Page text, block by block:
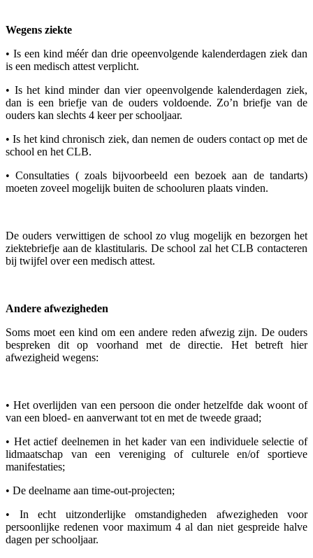
Wegens ziekte
• Is een kind méér dan drie opeenvolgende kalenderdagen ziek dan
is een medisch attest verplicht.
• Is het kind minder dan vier opeenvolgende kalenderdagen ziek,
dan is een briefje van de ouders voldoende. Zo’n briefje van de
ouders kan slechts 4 keer per schooljaar.
• Is het kind chronisch ziek, dan nemen de ouders contact op met de
school en het CLB.
• Consultaties ( zoals bijvoorbeeld een bezoek aan de tandarts)
moeten zoveel mogelijk buiten de schooluren plaats vinden.
De ouders verwittigen de school zo vlug mogelijk en bezorgen het
ziektebriefje aan de klastitularis. De school zal het CLB contacteren
bij twijfel over een medisch attest.
Andere afwezigheden
Soms moet een kind om een andere reden afwezig zijn. De ouders
bespreken dit op voorhand met de directie. Het betreft hier
afwezigheid wegens:
• Het overlijden van een persoon die onder hetzelfde dak woont of
van een bloed- en aanverwant tot en met de tweede graad;
• Het actief deelnemen in het kader van een individuele selectie of
lidmaatschap van een vereniging of culturele en/of sportieve
manifestaties;
• De deelname aan time-out-projecten;
• In echt uitzonderlijke omstandigheden afwezigheden voor
persoonlijke redenen voor maximum 4 al dan niet gespreide halve
dagen per schooljaar.